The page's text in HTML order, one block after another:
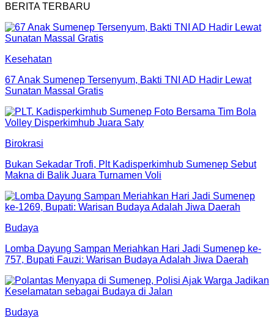
BERITA TERBARU
Kesehatan
67 Anak Sumenep Tersenyum, Bakti TNI AD Hadir Lewat
Sunatan Massal Gratis
Birokrasi
Bukan Sekadar Trofi, Plt Kadisperkimhub Sumenep Sebut
Makna di Balik Juara Turnamen Voli
Budaya
Lomba Dayung Sampan Meriahkan Hari Jadi Sumenep ke-
757, Bupati Fauzi: Warisan Budaya Adalah Jiwa Daerah
Budaya